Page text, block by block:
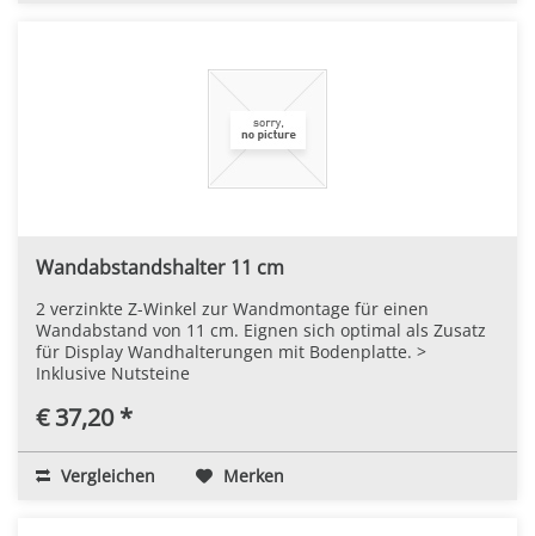
Wandabstandshalter 11 cm
2 verzinkte Z-Winkel zur Wandmontage für einen
Wandabstand von 11 cm. Eignen sich optimal als Zusatz
für Display Wandhalterungen mit Bodenplatte. >
Inklusive Nutsteine
€ 37,20 *
Vergleichen Merken